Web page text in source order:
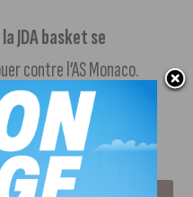
JDA basket se
contre l’AS Monaco.